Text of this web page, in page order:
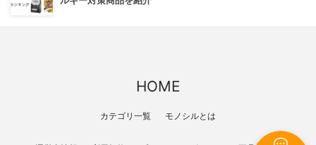
HOME
カテゴリ一覧 モノシルとは